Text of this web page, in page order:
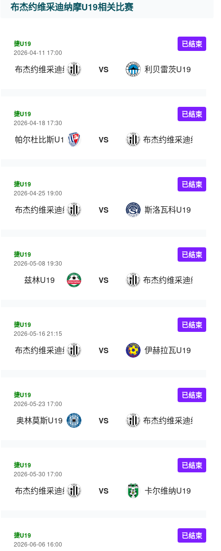
布杰约维采迪纳摩U19相关比赛
捷U19
2026-04-11 17:00
布杰约维采迪纳摩U19 VS 利贝雷茨U19
已结束
捷U19
2026-04-18 17:30
帕尔杜比斯U19 VS 布杰约维采迪纳摩U19
已结束
捷U19
2026-04-25 19:00
布杰约维采迪纳摩U19 VS 斯洛瓦科U19
已结束
捷U19
2026-05-08 19:30
兹林U19 VS 布杰约维采迪纳摩U19
已结束
捷U19
2026-05-16 21:15
布杰约维采迪纳摩U19 VS 伊赫拉瓦U19
已结束
捷U19
2026-05-23 17:00
奥林莫斯U19 VS 布杰约维采迪纳摩U19
已结束
捷U19
2026-05-30 17:00
布杰约维采迪纳摩U19 VS 卡尔维纳U19
已结束
捷U19
2026-06-06 16:00
已结束